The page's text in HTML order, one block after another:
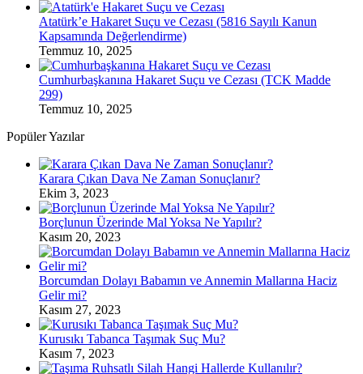
Atatürk’e Hakaret Suçu ve Cezası (5816 Sayılı Kanun
Kapsamında Değerlendirme)
Temmuz 10, 2025
Cumhurbaşkanına Hakaret Suçu ve Cezası (TCK Madde
299)
Temmuz 10, 2025
Popüler Yazılar
Karara Çıkan Dava Ne Zaman Sonuçlanır?
Ekim 3, 2023
Borçlunun Üzerinde Mal Yoksa Ne Yapılır?
Kasım 20, 2023
Borcumdan Dolayı Babamın ve Annemin Mallarına Haciz
Gelir mi?
Kasım 27, 2023
Kurusıkı Tabanca Taşımak Suç Mu?
Kasım 7, 2023